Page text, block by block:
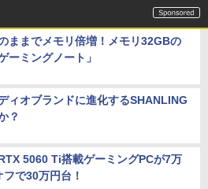
ままでメモリ倍増！メモリ32GBの
ーミングノート」
ィオブランドに進化するSHANLING
？
5060 Ti搭載ゲーミングPCが7万
で30万円台！